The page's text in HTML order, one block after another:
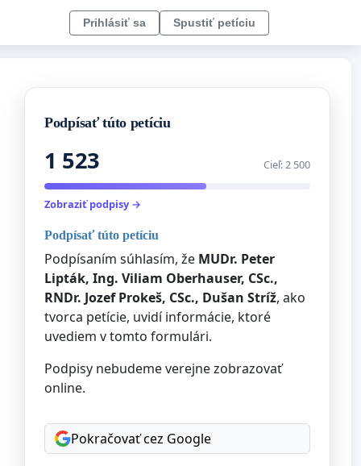
Prihlásiť sa Spustiť petíciu
Podpísať túto petíciu
1 523 Cieľ: 2 500
Zobraziť podpisy →
Podpísať túto petíciu
Podpísaním súhlasím, že MUDr. Peter
Lipták, Ing. Viliam Oberhauser, CSc.,
RNDr. Jozef Prokeš, CSc., Dušan Stríž, ako
tvorca petície, uvidí informácie, ktoré
uvediem v tomto formulári.
Podpisy nebudeme verejne zobrazovať
online.
Pokračovať cez Google